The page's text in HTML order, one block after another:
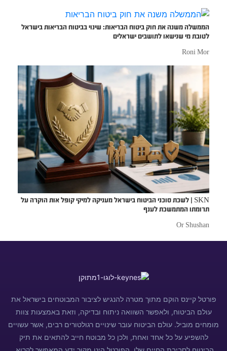
הממשלה משנה את חוק ביטוח הבריאות: שינוי בביטוח הבריאות בישראל
לטובת מי שנישאו לתושבים ישראלים
Roni Mor
SKN | לשכת סוכני הביטוח בישראל מעניקה למיקי קופל אות הוקרה על
תרומתו המתמשכת לענף
Or Shushan
פורטל קיינס הוקם מתוך מטרה להנגיש לציבור המבוטחים בישראל את
עולם הביטוח, ולאפשר השוואה ניתוח ובדיקה, וזאת באמצעות צוות
מומחים מוביל. עולם הביטוח עובר שינויים רגולטורים רבים, אשר עשויים
להשפיע על כל אחד ואחת, ולכן כל מבוטח חייב להתאים את תיק